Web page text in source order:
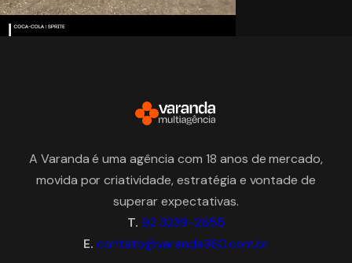
A Varanda é uma agência com 18 anos de mercado,
movida por criatividade, estratégia e vontade de
superar expectativas.
T. 92 3239-2655
E. contato@varanda360.com.br